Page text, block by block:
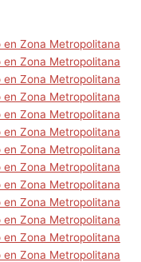
Zona Metropolitana
Zona Metropolitana
Zona Metropolitana
Zona Metropolitana
Zona Metropolitana
Zona Metropolitana
Zona Metropolitana
Zona Metropolitana
Zona Metropolitana
Zona Metropolitana
Zona Metropolitana
Zona Metropolitana
Zona Metropolitana